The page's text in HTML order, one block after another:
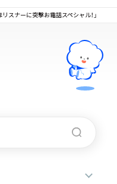
スナーに突撃お電話スペシャル！」